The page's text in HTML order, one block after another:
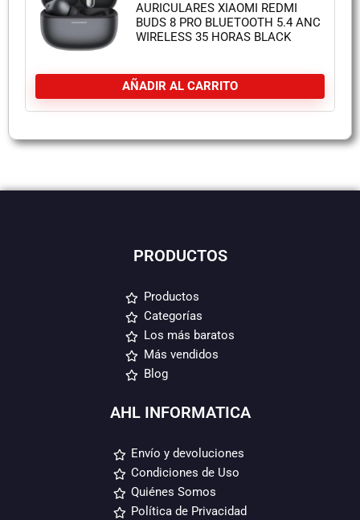
AURICULARES XIAOMI REDMI
BUDS 8 PRO BLUETOOTH 5.4 ANC
WIRELESS 35 HORAS BLACK
AÑADIR AL CARRITO
PRODUCTOS
Productos
Categorías
Los más baratos
Más vendidos
Blog
AHL INFORMATICA
Envío y devoluciones
Condiciones de Uso
Quiénes Somos
Política de Privacidad